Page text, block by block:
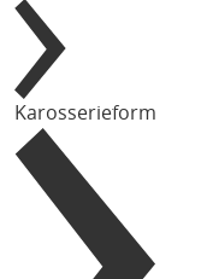
Karosserieform